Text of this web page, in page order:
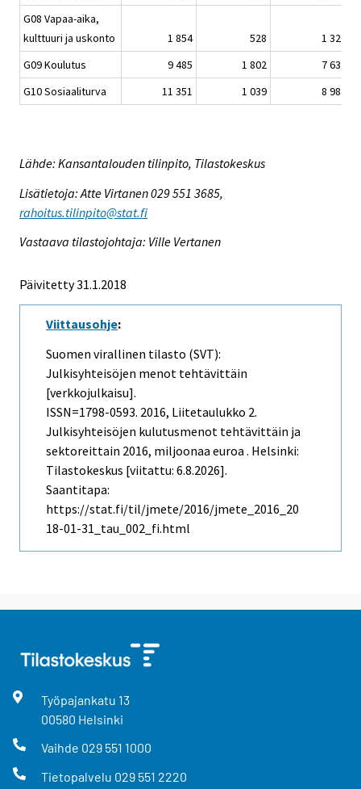
G08 Vapaa-aika,
kulttuuri ja uskonto
1 854 528
1 326
G09 Koulutus
9 485 1 802
7 631
G10 Sosiaaliturva
11 351 1 039 8 984
Lähde: Kansantalouden tilinpito, Tilastokeskus
Lisätietoja: Atte Virtanen 029 551 3685,
rahoitus.tilinpito@stat.fi
Vastaava tilastojohtaja: Ville Vertanen
Päivitetty 31.1.2018
Viittausohje:
Suomen virallinen tilasto (SVT):
Julkisyhteisöjen menot tehtävittäin
[verkkojulkaisu].
ISSN=1798-0593. 2016, Liitetaulukko 2.
Julkisyhteisöjen kulutusmenot tehtävittäin ja
sektoreittain 2016, miljoonaa euroa . Helsinki:
Tilastokeskus [viitattu: 6.8.2026].
Saantitapa:
https://stat.fi/til/jmete/2016/jmete_2016_20
18-01-31_tau_002_fi.html
Työpajankatu 13
00580 Helsinki
Vaihde 029 551 1000
Tietopalvelu 029 551 2220